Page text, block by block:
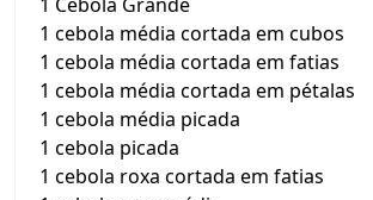
1 cebola média cortada em cubos
1 cebola média cortada em fatias
1 cebola média cortada em pétalas
1 cebola média picada
1 cebola picada
1 cebola roxa cortada em fatias